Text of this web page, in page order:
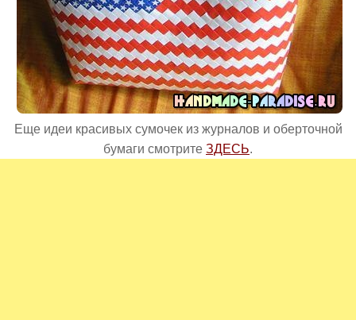
Еще идеи красивых сумочек из журналов и оберточной
бумаги смотрите ЗДЕСЬ.